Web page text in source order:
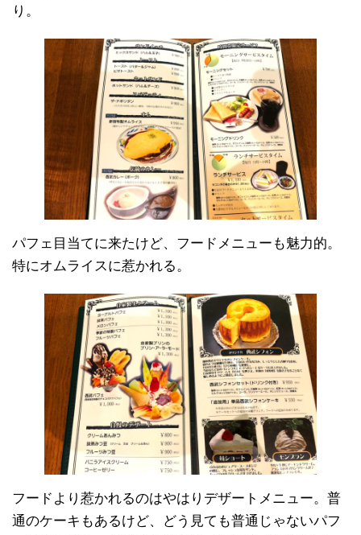
り。
パフェ目当てに来たけど、フードメニューも魅力的。
特にオムライスに惹かれる。
フードより惹かれるのはやはりデザートメニュー。普
通のケーキもあるけど、どう見ても普通じゃないパフ